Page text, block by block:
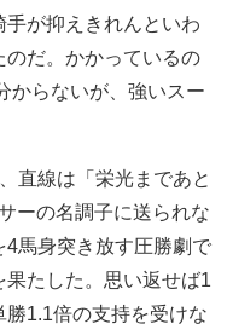
が抑えきれんといわ
のだ。かかっているの
からないが、強いスー
直線は「栄光まであと
ーの名調子に送られな
4馬身突き放す圧勝劇で
たした。思い返せば1
1.1倍の支持を受けな